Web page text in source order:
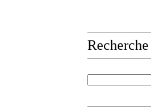
Recherche